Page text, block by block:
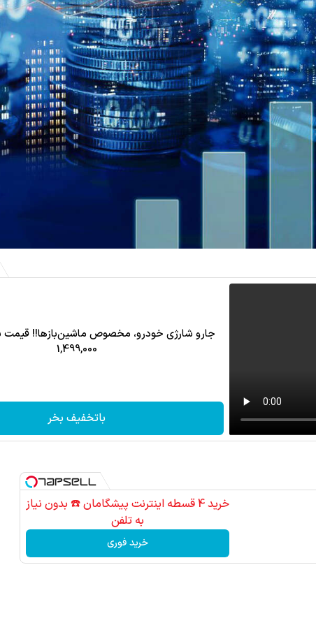
جارو شارژی خودرو، مخصوص ماشین‌باز‌ها!! قیمت
1,499,000
باتخفیف بخر
خرید 4 قسطه اینترنت پیشگامان ☎️ بدون نیاز
به تلفن
خرید فوری